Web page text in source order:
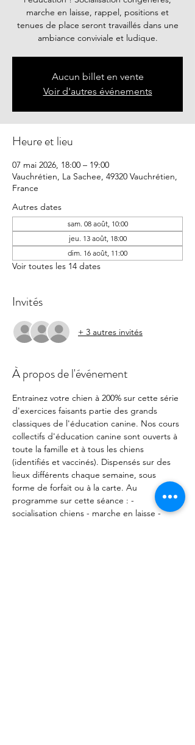
marche en laisse, rappel, positions et
tenues de place seront travaillés dans une
ambiance conviviale et ludique.
Aucun billet en vente
Voir d'autres événements
Heure et lieu
07 mai 2026, 18:00 – 19:00
Vauchrétien, La Sachee, 49320 Vauchrétien,
France
Autres dates
sam. 08 août, 10:00
jeu. 13 août, 18:00
dim. 16 août, 11:00
Voir toutes les 14 dates
Invités
+ 3 autres invités
À propos de l'événement
Entrainez votre chien à 200% sur cette série
d'exercices faisants partie des grands
classiques de l'éducation canine. Nos cours
collectifs d'éducation canine sont ouverts à
toute la famille et à tous les chiens
(identifiés et vaccinés). Dispensés sur des
lieux différents chaque semaine, sous
forme de forfait ou à la carte. Au
programme sur cette séance : -
socialisation chiens - marche en laisse -